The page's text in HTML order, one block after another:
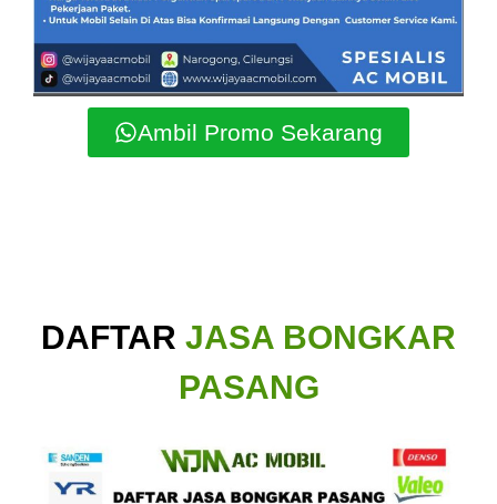
Ambil Promo Sekarang
DAFTAR JASA BONGKAR
PASANG